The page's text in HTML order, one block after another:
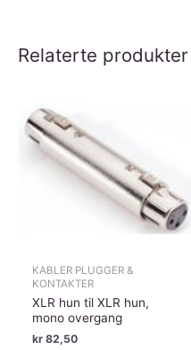
Relaterte produkter
KABLER PLUGGER &
KONTAKTER
XLR hun til XLR hun,
mono overgang
kr 82,50